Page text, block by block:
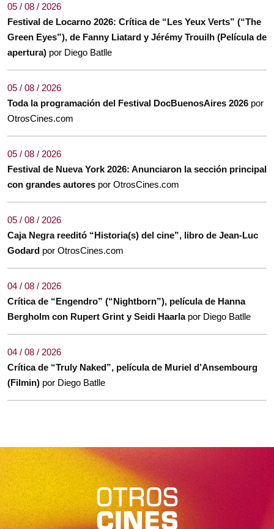
05 / 08 / 2026
Festival de Locarno 2026: Crítica de “Les Yeux Verts” (“The
Green Eyes”), de Fanny Liatard y Jérémy Trouilh (Película de
apertura) por Diego Batlle
05 / 08 / 2026
Toda la programación del Festival DocBuenosAires 2026 por
OtrosCines.com
05 / 08 / 2026
Festival de Nueva York 2026: Anunciaron la sección principal
con grandes autores por OtrosCines.com
05 / 08 / 2026
Caja Negra reeditó “Historia(s) del cine”, libro de Jean-Luc
Godard por OtrosCines.com
04 / 08 / 2026
Crítica de “Engendro” (“Nightborn”), película de Hanna
Bergholm con Rupert Grint y Seidi Haarla por Diego Batlle
04 / 08 / 2026
Crítica de “Truly Naked”, película de Muriel d’Ansembourg
(Filmin) por Diego Batlle